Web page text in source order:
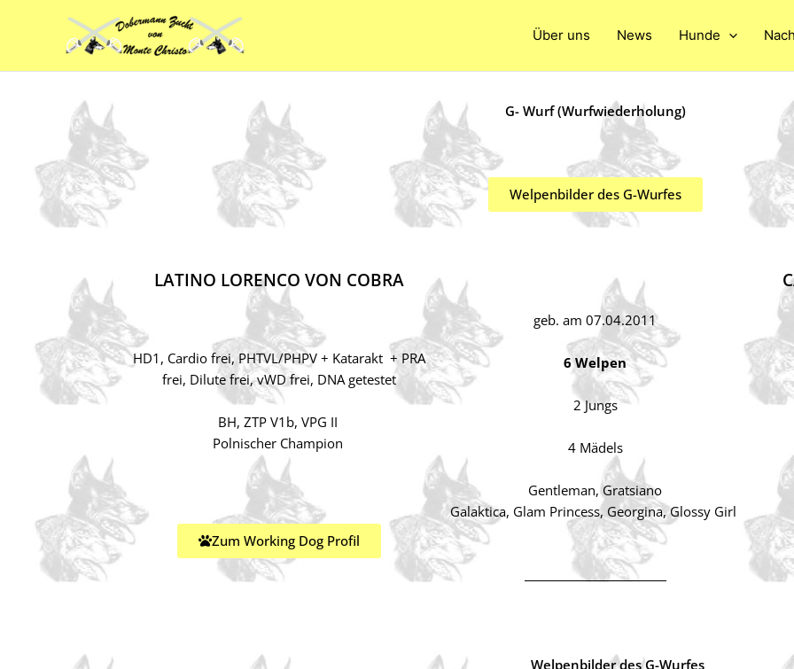
Über uns News Hunde
G- Wurf (Wurfwiederholung)
Welpenbilder des G-Wurfes
LATINO LORENCO VON COBRA
HD1, Cardio frei, PHTVL/PHPV + Katarakt + PRA
frei, Dilute frei, vWD frei, DNA getestet
BH, ZTP V1b, VPG II
Polnischer Champion
Zum Working Dog Profil
geb. am 07.04.2011
6 Welpen
2 Jungs
4 Mädels
Gentleman, Gratsiano
Galaktica, Glam Princess, Georgina, Glossy Girl
Welpenbilder des G-Wurfes